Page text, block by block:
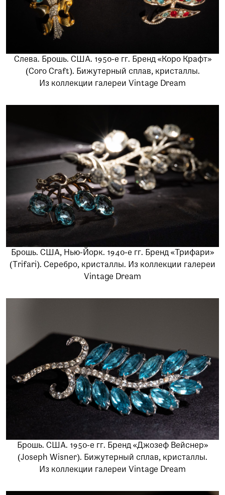
Слева. Брошь. США. 1950-e гг. Бренд «Коро Крафт»
(Coro Craft). Бижутерный сплав, кристаллы.
Из коллекции галереи Vintage Dream
Брошь. США, Нью-Йорк. 1940-e гг. Бренд «Трифари»
(Trifari). Серебро, кристаллы. Из коллекции галереи
Vintage Dream
Брошь. США. 1950-е гг. Бренд «Джозеф Вейснер»
(Joseph Wisner). Бижутерный сплав, кристаллы.
Из коллекции галереи Vintage Dream